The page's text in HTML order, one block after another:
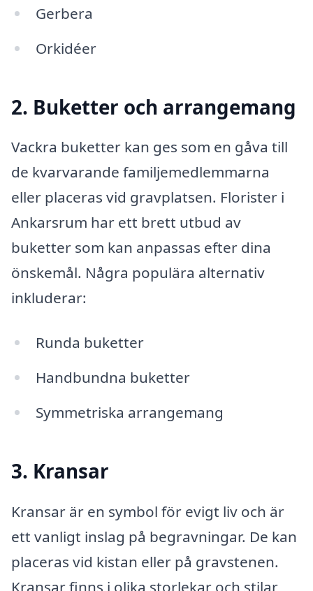
Gerbera
Orkidéer
2. Buketter och arrangemang
Vackra buketter kan ges som en gåva till
de kvarvarande familjemedlemmarna
eller placeras vid gravplatsen. Florister i
Ankarsrum har ett brett utbud av
buketter som kan anpassas efter dina
önskemål. Några populära alternativ
inkluderar:
Runda buketter
Handbundna buketter
Symmetriska arrangemang
3. Kransar
Kransar är en symbol för evigt liv och är
ett vanligt inslag på begravningar. De kan
placeras vid kistan eller på gravstenen.
Kransar finns i olika storlekar och stilar,